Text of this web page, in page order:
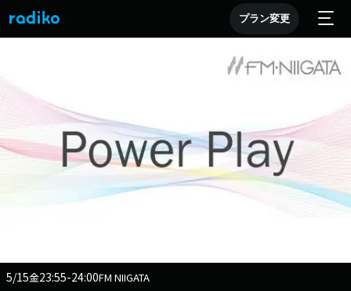
プラン変更
5/15金23:55-24:00FM NIIGATA